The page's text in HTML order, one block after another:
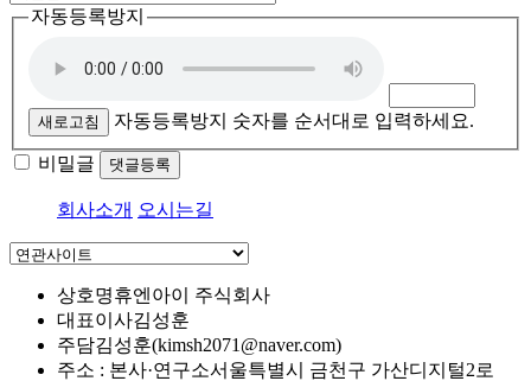
자동등록방지
새로고침 자동등록방지 숫자를 순서대로 입력하세요.
비밀글 댓글등록
회사소개 오시는길
상호명휴엔아이 주식회사
대표이사김성훈
주담김성훈(kimsh2071@naver.com)
주소 : 본사·연구소서울특별시 금천구 가산디지털2로